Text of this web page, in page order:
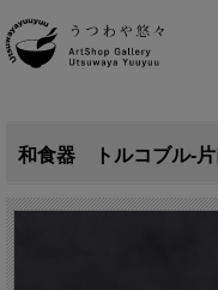
和食器 トルコブル-